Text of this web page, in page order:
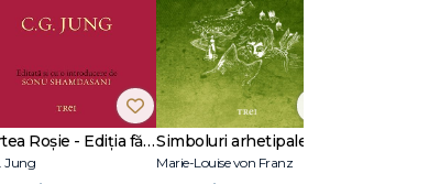
Cartea Roșie - Ediția fără ilustrații
Jung Marie-Louise von Franz